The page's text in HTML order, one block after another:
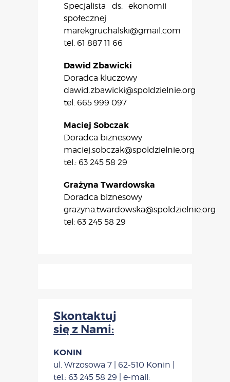
Specjalista ds. ekonomii
społecznej
marekgruchalski@gmail.com
tel. 61 887 11 66
Dawid Zbawicki
Doradca kluczowy
dawid.zbawicki@spoldzielnie.org
tel. 665 999 097
Maciej Sobczak
Doradca biznesowy
maciej.sobczak@spoldzielnie.org
tel.: 63 245 58 29
Grażyna Twardowska
Doradca biznesowy
grazyna.twardowska@spoldzielnie.org
tel: 63 245 58 29
Skontaktuj
się z Nami:
KONIN
ul. Wrzosowa 7 | 62-510 Konin |
tel.: 63 245 58 29 | e-mail: